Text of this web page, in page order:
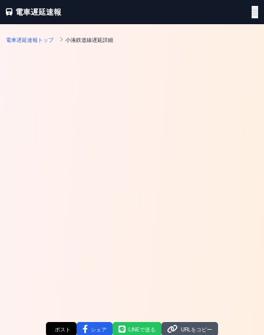
電車遅延速報
電車遅延速報トップ 小湊鉄道線遅延詳細
ポスト シェア LINEで送る URLをコピー